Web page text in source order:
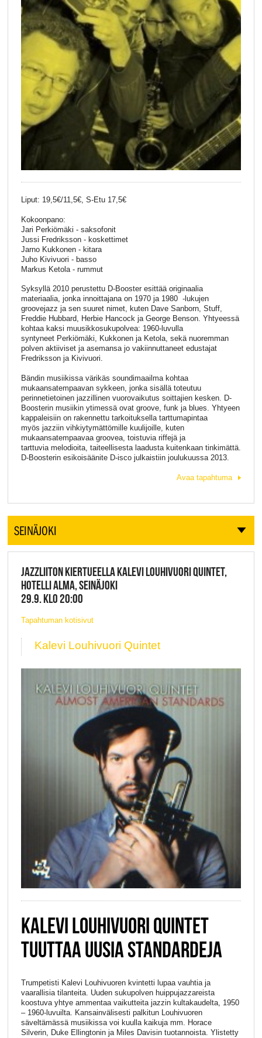
Liput: 19,5€/11,5€, S-Etu 17,5€
Kokoonpano:
Jari Perkiömäki - saksofonit
Jussi Fredriksson - koskettimet
Jarno Kukkonen - kitara
Juho Kivivuori - basso
Markus Ketola - rummut
Syksyllä 2010 perustettu D-Booster esittää originaalia
materiaalia, jonka innoittajana on 1970 ja 1980 -lukujen
groovejazz ja sen suuret nimet, kuten Dave Sanborn, Stuff,
Freddie Hubbard, Herbie Hancock ja George Benson. Yhtyeessä
kohtaa kaksi muusikkosukupolvea: 1960-luvulla
syntyneet Perkiömäki, Kukkonen ja Ketola, sekä nuoremman
polven aktiiviset ja asemansa jo vakiinnuttaneet edustajat
Fredriksson ja Kivivuori.
Bändin musiikissa värikäs soundimaailma kohtaa
mukaansatempaavan sykkeen, jonka sisällä toteutuu
perinnetietoinen jazzillinen vuorovaikutus soittajien kesken. D-
Boosterin musiikin ytimessä ovat groove, funk ja blues. Yhtyeen
kappaleisiin on rakennettu tarkoituksella tarttumapintaa
myös jazziin vihkiytymättömille kuulijoille, kuten
mukaansatempaavaa groovea, toistuvia riffejä ja
tarttuvia melodioita, taiteellisesta laadusta kuitenkaan tinkimättä.
D-Boosterin esikoisäänite D-isco julkaistiin joulukuussa 2013.
Avaa tapahtuma
SEINÄJOKI
JAZZLIITON KIERTUEELLA KALEVI LOUHIVUORI QUINTET,
HOTELLI ALMA, SEINÄJOKI
29.9. KLO 20:00
Tapahtuman kotisivut
Kalevi Louhivuori Quintet
KALEVI LOUHIVUORI QUINTET
TUUTTAA UUSIA STANDARDEJA
Trumpetisti Kalevi Louhivuoren kvintetti lupaa vauhtia ja
vaarallisia tilanteita. Uuden sukupolven huippujazzareista
koostuva yhtye ammentaa vaikutteita jazzin kultakaudelta, 1950
– 1960-luvuilta. Kansainvälisesti palkitun Louhivuoren
säveltämässä musiikissa voi kuulla kaikuja mm. Horace
Silverin, Duke Ellingtonin ja Miles Davisin tuotannoista. Ylistetty